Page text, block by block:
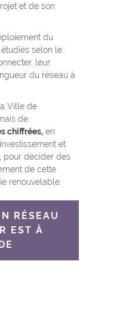
et de son
du
selon le
leur
du réseau à
Ville de
de
chiffrées, en
et
pour décider des
de cette
renouvelable.
RÉSEAU
EST À